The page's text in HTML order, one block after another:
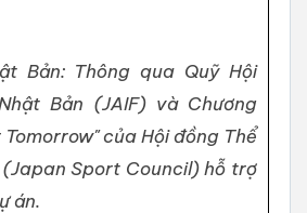
Bản: Thông qua Quỹ Hội
Bản (JAIF) và Chương
của Hội đồng Thể
Sport Council) hỗ trợ
án.